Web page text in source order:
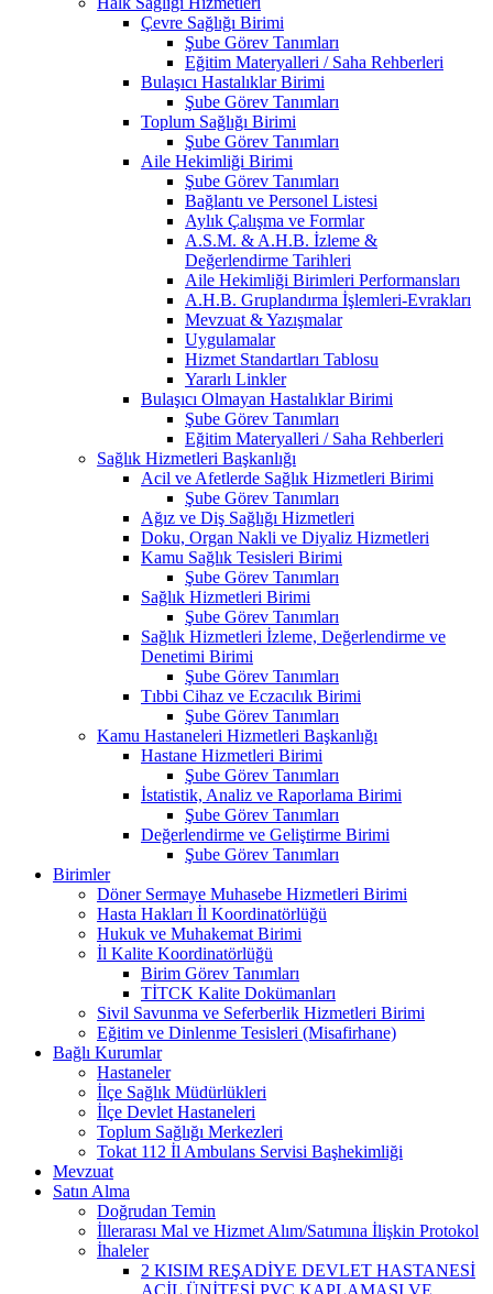
Çevre Sağlığı Birimi
Şube Görev Tanımları
Eğitim Materyalleri / Saha Rehberleri
Bulaşıcı Hastalıklar Birimi
Şube Görev Tanımları
Toplum Sağlığı Birimi
Şube Görev Tanımları
Aile Hekimliği Birimi
Şube Görev Tanımları
Bağlantı ve Personel Listesi
Aylık Çalışma ve Formlar
A.S.M. & A.H.B. İzleme &
Değerlendirme Tarihleri
Aile Hekimliği Birimleri Performansları
A.H.B. Gruplandırma İşlemleri-Evrakları
Mevzuat & Yazışmalar
Uygulamalar
Hizmet Standartları Tablosu
Yararlı Linkler
Bulaşıcı Olmayan Hastalıklar Birimi
Şube Görev Tanımları
Eğitim Materyalleri / Saha Rehberleri
Sağlık Hizmetleri Başkanlığı
Acil ve Afetlerde Sağlık Hizmetleri Birimi
Şube Görev Tanımları
Ağız ve Diş Sağlığı Hizmetleri
Doku, Organ Nakli ve Diyaliz Hizmetleri
Kamu Sağlık Tesisleri Birimi
Şube Görev Tanımları
Sağlık Hizmetleri Birimi
Şube Görev Tanımları
Sağlık Hizmetleri İzleme, Değerlendirme ve
Denetimi Birimi
Şube Görev Tanımları
Tıbbi Cihaz ve Eczacılık Birimi
Şube Görev Tanımları
Kamu Hastaneleri Hizmetleri Başkanlığı
Hastane Hizmetleri Birimi
Şube Görev Tanımları
İstatistik, Analiz ve Raporlama Birimi
Şube Görev Tanımları
Değerlendirme ve Geliştirme Birimi
Şube Görev Tanımları
Birimler
Döner Sermaye Muhasebe Hizmetleri Birimi
Hasta Hakları İl Koordinatörlüğü
Hukuk ve Muhakemat Birimi
İl Kalite Koordinatörlüğü
Birim Görev Tanımları
TİTCK Kalite Dokümanları
Sivil Savunma ve Seferberlik Hizmetleri Birimi
Eğitim ve Dinlenme Tesisleri (Misafirhane)
Bağlı Kurumlar
Hastaneler
İlçe Sağlık Müdürlükleri
İlçe Devlet Hastaneleri
Toplum Sağlığı Merkezleri
Tokat 112 İl Ambulans Servisi Başhekimliği
Mevzuat
Satın Alma
Doğrudan Temin
İllerarası Mal ve Hizmet Alım/Satımına İlişkin Protokol
İhaleler
2 KISIM REŞADİYE DEVLET HASTANESİ
ACİL ÜNİTESİ PVC KAPLAMASI VE